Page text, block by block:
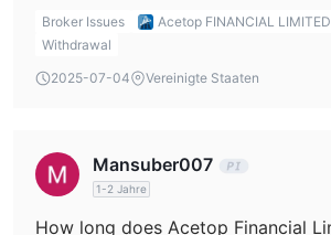
reasonable for trying out the platform.
Broker Issues Acetop FINANCIAL LIMITED
Withdrawal
2025-07-04
Vereinigte Staaten
Mansuber007
1-2 Jahre